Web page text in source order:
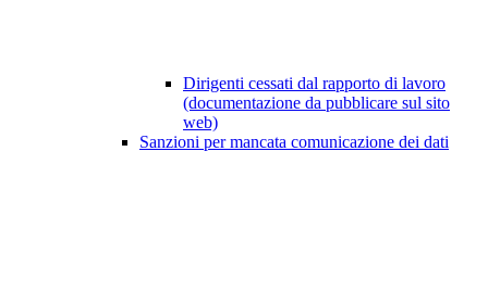
Dirigenti cessati dal rapporto di lavoro
(documentazione da pubblicare sul sito
web)
Sanzioni per mancata comunicazione dei dati